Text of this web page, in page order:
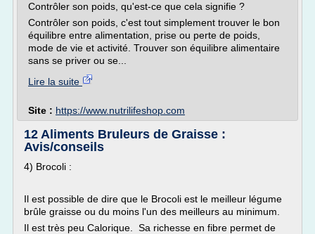
Contrôler son poids, qu'est-ce que cela signifie ?
Contrôler son poids, c'est tout simplement trouver le bon
équilibre entre alimentation, prise ou perte de poids,
mode de vie et activité. Trouver son équilibre alimentaire
sans se priver ou se...
Lire la suite
Site : https://www.nutrilifeshop.com
12 Aliments Bruleurs de Graisse :
Avis/conseils
4) Brocoli :
Il est possible de dire que le Brocoli est le meilleur légume
brûle graisse ou du moins l'un des meilleurs au minimum.
Il est très peu Calorique. Sa richesse en fibre permet de